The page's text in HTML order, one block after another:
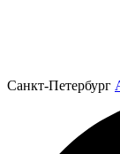
Санкт-Петербург